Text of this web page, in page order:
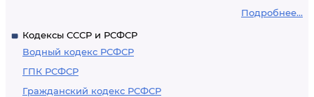
Подробнее...
Кодексы СССР и РСФСР
Водный кодекс РСФСР
ГПК РСФСР
Гражданский кодекс РСФСР